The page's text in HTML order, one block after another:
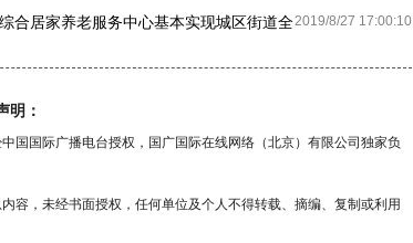
2019/8/27 17:00:10
合居家养老服务中心基本实现城区街道全
明：
国国际广播电台授权，国广国际在线网络（北京）有限公司独家负
容，未经书面授权，任何单位及个人不得转载、摘编、复制或利用